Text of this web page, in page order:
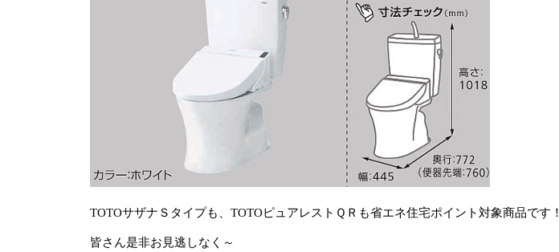
TOTOサザナＳタイプも、TOTOピュアレストＱＲも省エネ住宅ポイント対象商品です！
皆さん是非お見逃しなく～